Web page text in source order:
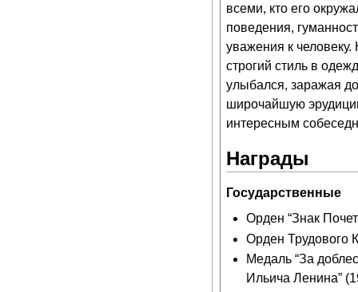
всеми, кто его
поведения,
уважения к
строгий стиль в
улыбался, заражая
широчайшую
интересным
Награды
Государственные
Орден “Знак
Орден Трудового
Медаль “За
Ильича Ленина”